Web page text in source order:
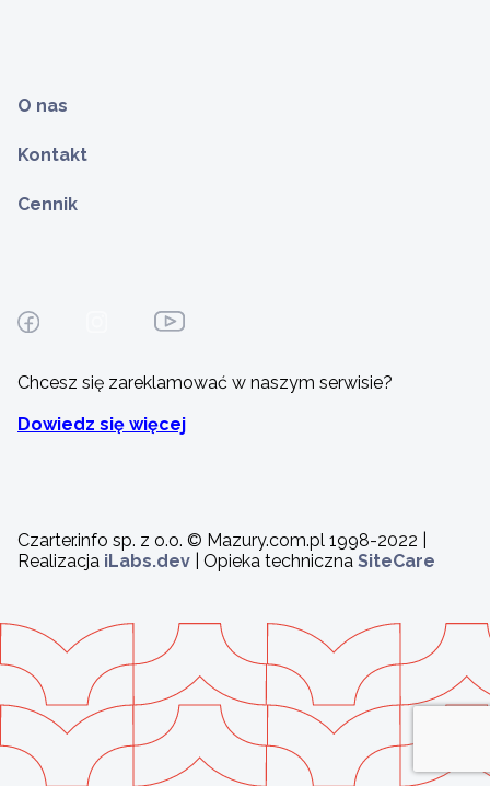
O nas
Kontakt
Cennik
Chcesz się zareklamować w naszym serwisie?
Dowiedz się więcej
Czarter.info sp. z o.o. © Mazury.com.pl 1998-2022 |
Realizacja iLabs.dev | Opieka techniczna SiteCare